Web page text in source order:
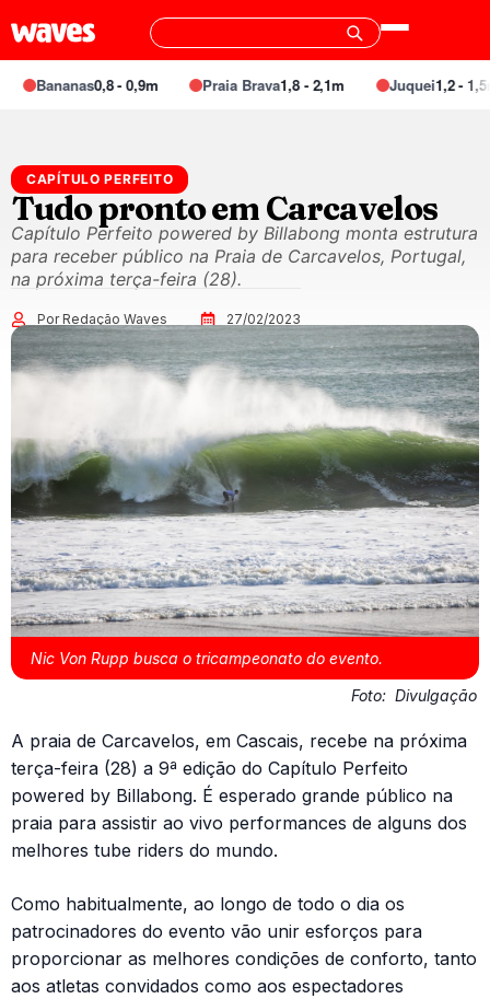
Bananas0,8 - 0,9m Praia Brava1,8 - 2,1m Juquei1,2 - 1,5m
CAPÍTULO PERFEITO
Tudo pronto em Carcavelos
Capítulo Perfeito powered by Billabong monta estrutura
para receber público na Praia de Carcavelos, Portugal,
na próxima terça-feira (28).
Por Redação Waves 27/02/2023
Nic Von Rupp busca o tricampeonato do evento.
Foto: Divulgação
A praia de Carcavelos, em Cascais, recebe na próxima
terça-feira (28) a 9ª edição do Capítulo Perfeito
powered by Billabong. É esperado grande público na
praia para assistir ao vivo performances de alguns dos
melhores tube riders do mundo.
Como habitualmente, ao longo de todo o dia os
patrocinadores do evento vão unir esforços para
proporcionar as melhores condições de conforto, tanto
aos atletas convidados como aos espectadores